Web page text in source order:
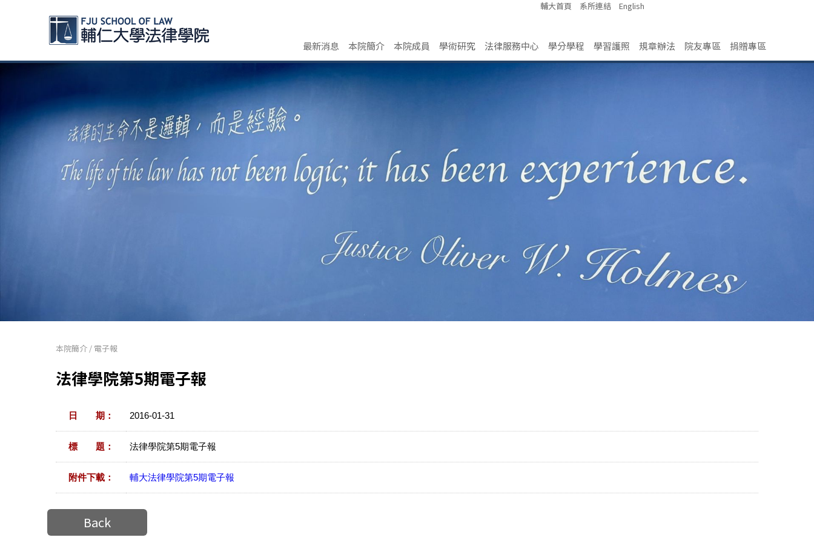
最新消息 本院簡介 本院成員 學術研究 法律服務中心 學分學程 學習護照 規章辦法 院友專區 捐贈專區
輔大首頁 系所連結 English
本院簡介 / 電子報
法律學院第5期電子報
日 期： 2016-01-31
標 題： 法律學院第5期電子報
附件下載： 輔大法律學院第5期電子報
Back